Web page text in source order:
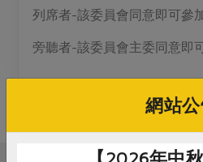
優惠專區
高麗菜海鮮煎餅
列席者-該委員會同意即可參
旁聽者-該委員會主委同意即
網站